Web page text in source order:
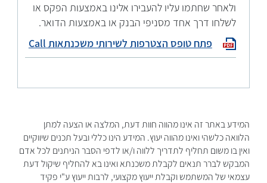
ולאחר שחתמו עליו להעבירו אלינו באמצעות הפקס או
לשלחו דרך אחד מסניפי הבנק או באמצעות הדואר.
פתח טופס הצטרפות לשירותי משכנתאות Call
המידע באתר זה אינו מהווה חוות דעת, המלצה או הצעה למתן
הלוואה כלשהי ואינו מהווה יעוץ. המידע הינו כללי ובעל תכנים שיווקיים
ואין בו משום תחליף לתדריך ללווה ו/או לדפי הסבר הניתנים לכל אדם
המבקש לברר תנאים לקבלת משכנתא ואינו בא להחליף שיקול דעת
עצמאי של המשתמש וקבלת ייעוץ מקצועי, לרבות ייעוץ ע"י פקיד